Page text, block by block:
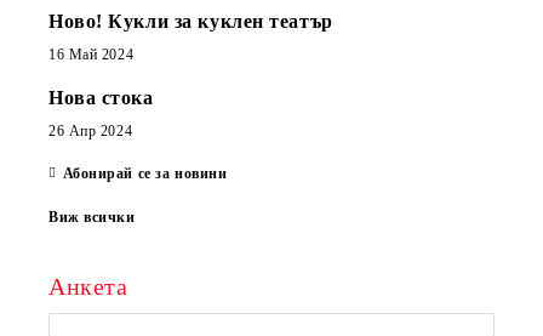
Ново! Кукли за куклен театър
16 Май 2024
Нова стока
26 Апр 2024
Абонирай се за новини
Виж всички
Анкета